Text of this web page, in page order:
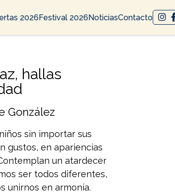
2026Festival 2026NoticiasContacto
hallas
González
sin importar sus
gustos, en apariencias
un atardecer
ser todos diferentes,
unirnos en armonía.